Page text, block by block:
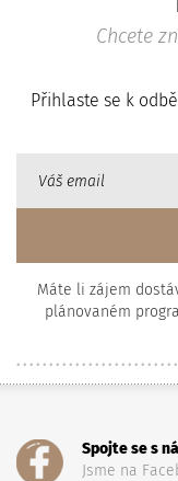
Chcete
Přihlaste se k
Máte li zájem
plánovaném
Spojte se s
Jsme na